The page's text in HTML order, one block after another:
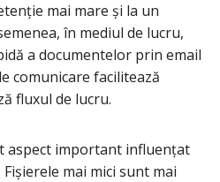
mai mare și la un
în mediul de lucru,
a documentelor prin email
comunicare facilitează
fluxul de lucru.
aspect important influențat
mai mici sunt mai